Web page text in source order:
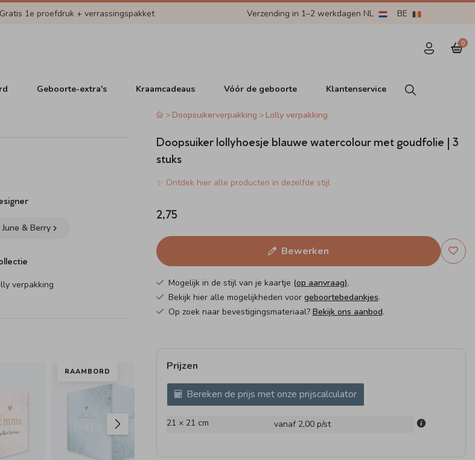
Gratis 1e proefdruk + verrassingspakket Verzending in 1–2 werkdagen NL BE
0
Geboorte-extra's Kraamcadeaus Vóór de geboorte Klantenservice
June & Berry
verpakking
RAAMBORD NAAMSTICKER
Doopsuikerverpakking Lolly verpakking
Doopsuiker lollyhoesje blauwe watercolour met goudfolie | 3
stuks
✨ Ontdek hier alle producten in dezelfde stijl
2,75
Bewerken
Mogelijk in de stijl van je kaartje (op aanvraag).
Bekijk hier alle mogelijkheden voor geboortebedankjes.
Op zoek naar bevestigingsmateriaal? Bekijk ons aanbod.
Prijzen
Bereken de prijs met onze prijscalculator
21 × 21 cm vanaf 2,00 p/st